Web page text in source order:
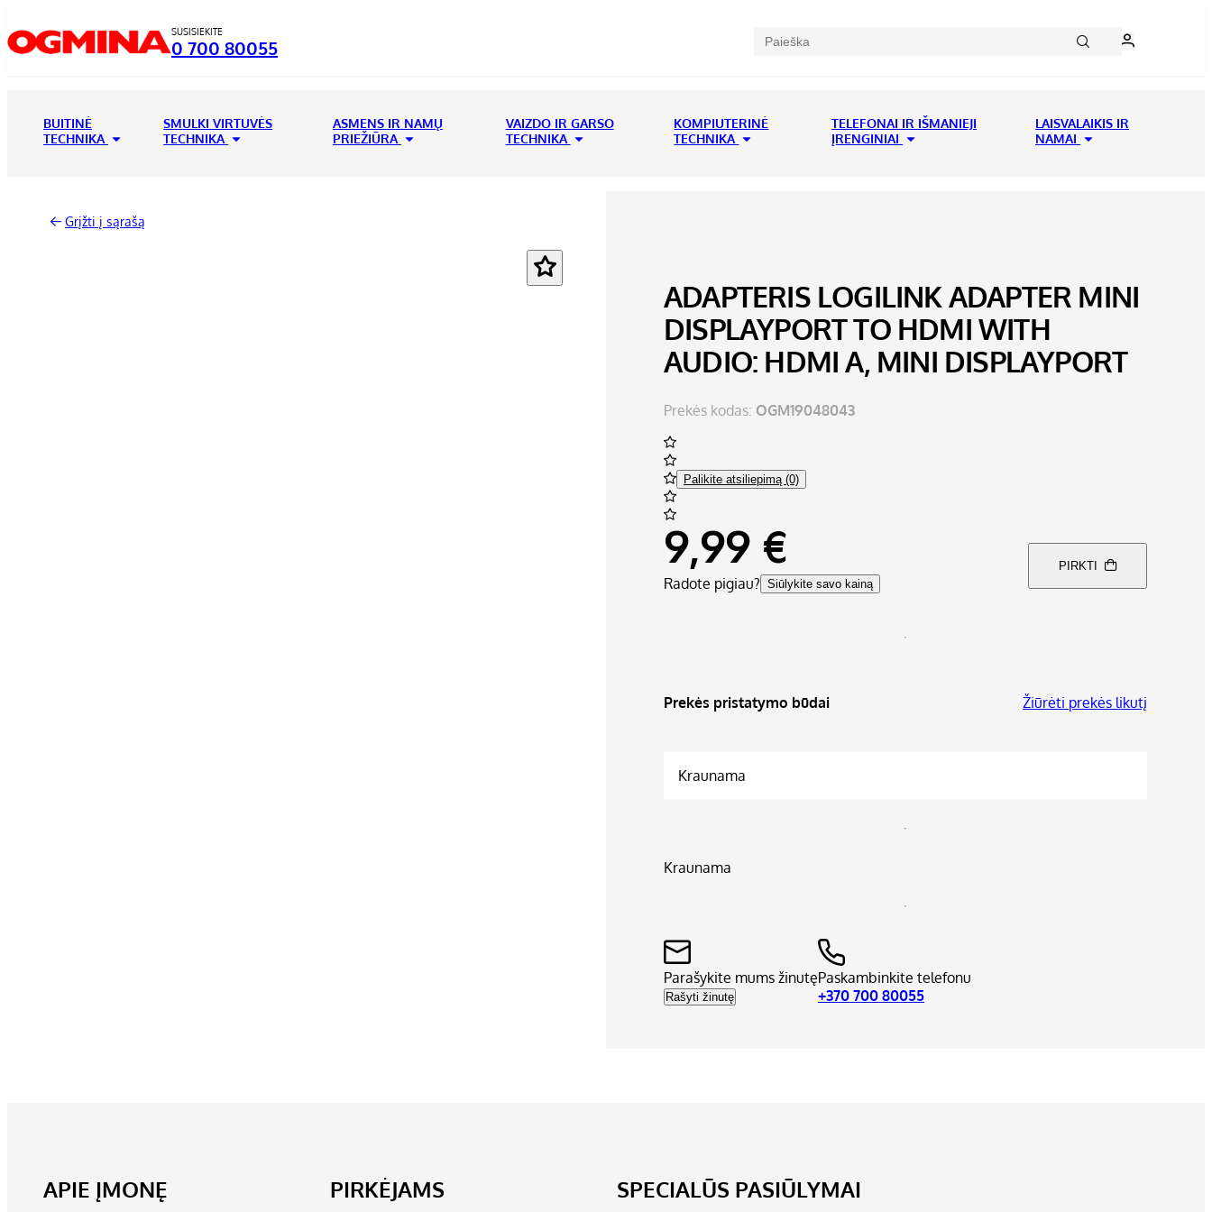
SUSISIEKITE
0 700 80055
BUITINĖ
TECHNIKA
SMULKI VIRTUVĖS
TECHNIKA
ASMENS IR NAMŲ
PRIEŽIŪRA
VAIZDO IR GARSO
TECHNIKA
KOMPIUTERINĖ
TECHNIKA
TELEFONAI IR IŠMANIEJI
ĮRENGINIAI
LAISVALAIKIS IR
NAMAI
Grįžti į sąrašą
ADAPTERIS LOGILINK ADAPTER MINI
DISPLAYPORT TO HDMI WITH
AUDIO: HDMI A, MINI DISPLAYPORT
Prekės kodas: OGM19048043
Palikite atsiliepimą (0)
9,99 €
Radote pigiau? Siūlykite savo kainą
PIRKTI
Prekės pristatymo būdai Žiūrėti prekės likutį
Kraunama
Kraunama
Parašykite mums žinutę
Rašyti žinutę
Paskambinkite telefonu
+370 700 80055
APIE ĮMONĘ PIRKĖJAMS SPECIALŪS PASIŪLYMAI